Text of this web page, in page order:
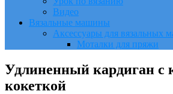
Видео
Вязальные машины
Аксессуары для вязальных
Моталки для пряжи
Удлиненный кардиган с
кокеткой